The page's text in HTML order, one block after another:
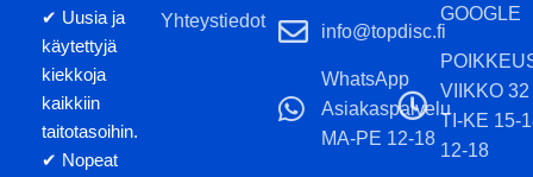
✔ Uusia ja
käytettyjä
kiekkoja
kaikkiin
taitotasoihin.
✔ Nopeat
Yhteystiedot
info@topdisc.fi
WhatsApp
Asiakaspalvelu
MA-PE 12-18
GOOGLE
VIIKKO 32
TI-KE 15-
12-18